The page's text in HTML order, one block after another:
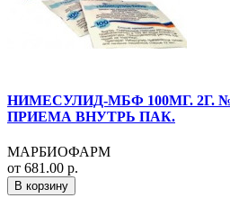
НИМЕСУЛИД-МБФ 100МГ. 2Г.
ПРИЕМА ВНУТРЬ ПАК.
МАРБИОФАРМ
от 681.00 р.
В корзину